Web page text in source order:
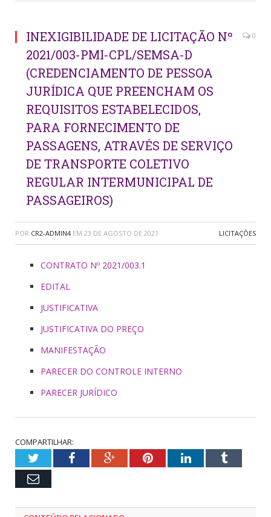
INEXIGIBILIDADE DE LICITAÇÃO Nº
2021/003-PMI-CPL/SEMSA-D
(CREDENCIAMENTO DE PESSOA
JURÍDICA QUE PREENCHAM OS
REQUISITOS ESTABELECIDOS,
PARA FORNECIMENTO DE
PASSAGENS, ATRAVÉS DE SERVIÇO
DE TRANSPORTE COLETIVO
REGULAR INTERMUNICIPAL DE
PASSAGEIROS)
0
POR CR2-ADMIN4 EM 23 DE AGOSTO DE 2021 LICITAÇÕES
CONTRATO Nº 2021/003.1
EDITAL
JUSTIFICATIVA
JUSTIFICATIVA DO PREÇO
MANIFESTAÇÃO
PARECER DO CONTROLE INTERNO
PARECER JURÍDICO
COMPARTILHAR:
TwitterFacebookGoogle+PinterestLinkedInTumblr
Email